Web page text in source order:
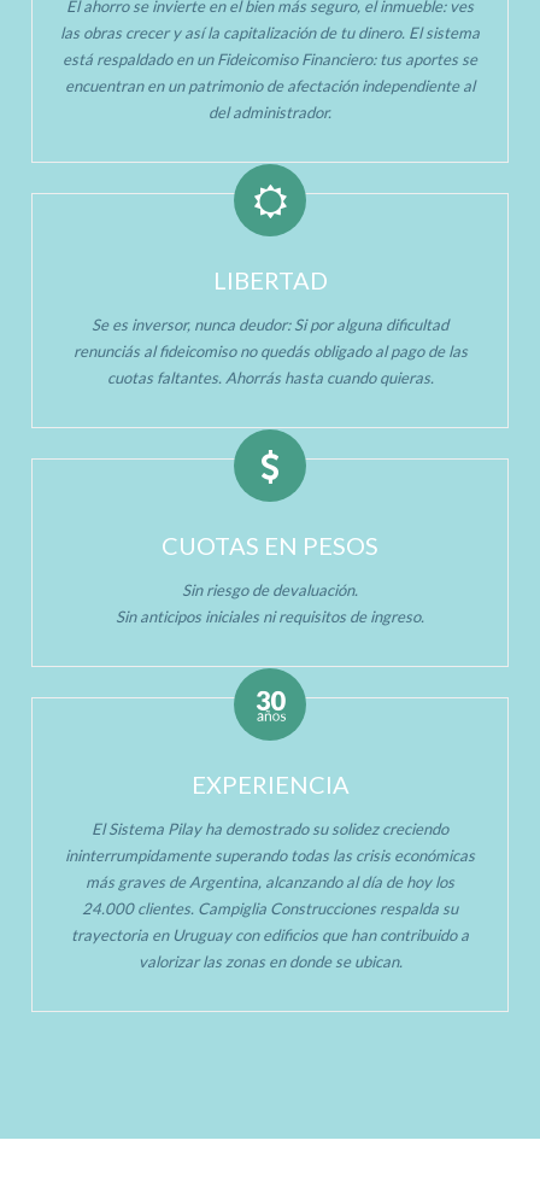
El ahorro se invierte en el bien más seguro, el inmueble: ves
las obras crecer y así la capitalización de tu dinero. El sistema
está respaldado en un Fideicomiso Financiero: tus aportes se
encuentran en un patrimonio de afectación independiente al
del administrador.
LIBERTAD
Se es inversor, nunca deudor: Si por alguna dificultad
renunciás al fideicomiso no quedás obligado al pago de las
cuotas faltantes. Ahorrás hasta cuando quieras.
CUOTAS EN PESOS
Sin riesgo de devaluación.
Sin anticipos iniciales ni requisitos de ingreso.
EXPERIENCIA
El Sistema Pilay ha demostrado su solidez creciendo
ininterrumpidamente superando todas las crisis económicas
más graves de Argentina, alcanzando al día de hoy los
24.000 clientes. Campiglia Construcciones respalda su
trayectoria en Uruguay con edificios que han contribuido a
valorizar las zonas en donde se ubican.